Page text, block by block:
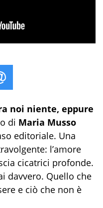
noi niente, eppure
di Maria Musso
editoriale. Una
l’amore
cicatrici profonde.
davvero. Quello che
e ciò che non è